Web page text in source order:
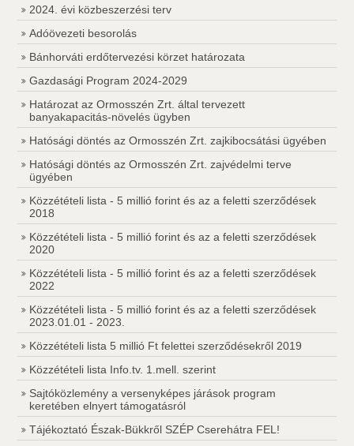
2024. évi közbeszerzési terv
Adóövezeti besorolás
Bánhorváti erdőtervezési körzet határozata
Gazdasági Program 2024-2029
Határozat az Ormosszén Zrt. által tervezett
banyakapacitás-növelés ügyben
Hatósági döntés az Ormosszén Zrt. zajkibocsátási ügyében
Hatósági döntés az Ormosszén Zrt. zajvédelmi terve
ügyében
Közzétételi lista - 5 millió forint és az a feletti szerződések
2018
Közzétételi lista - 5 millió forint és az a feletti szerződések
2020
Közzétételi lista - 5 millió forint és az a feletti szerződések
2022
Közzétételi lista - 5 millió forint és az a feletti szerződések
2023.01.01 - 2023.
Közzétételi lista 5 millió Ft felettei szerződésekről 2019
Közzétételi lista Info.tv. 1.mell. szerint
Sajtóközlemény a versenyképes járások program
keretében elnyert támogatásról
Tájékoztató Észak-Bükkről SZÉP Cserehátra FEL!